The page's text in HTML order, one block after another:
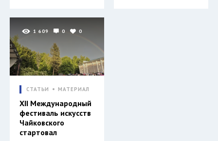
1 609 0 0
СТАТЬИ МАТЕРИАЛ
XII Международный
фестиваль искусств
Чайковского
стартовал